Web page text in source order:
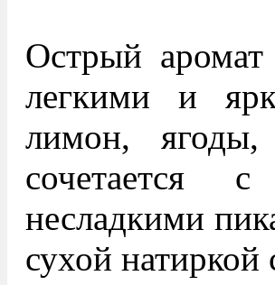
Острый аромат
легкими и
лимон,
сочетается
несладкими
сухой